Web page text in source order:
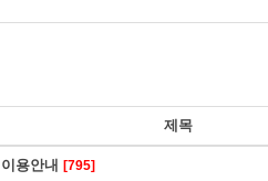
제목
용안내 [795]